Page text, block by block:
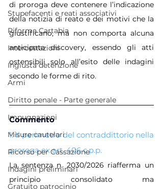
Stupefacenti e reati associativi
Riforma Cartabia
Intercettazioni
Ingiusta detenzione
Armi
Diritto penale - Parte generale
Impugnazioni
Misure cautelari
Ricorso per Cassazione
Indagini preliminari
Gratuito patrocinio
di proroga deve contenere l’indicazione
della notizia di reato e dei motivi che la
giustificano, ma non comporta alcuna
anticipata discovery, essendo gli atti
ostensibili solo all’esito delle indagini
secondo le forme di rito.
Commento
1. Il perimetro del contraddittorio nella
proroga ex art. 406 c.p.p.
La sentenza n. 2030/2026 riafferma un
principio consolidato ma